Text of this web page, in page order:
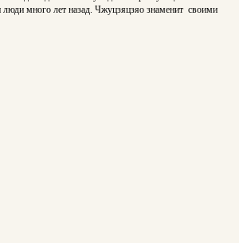
люди много лет назад. Чжуцзяцзяо знаменит своими